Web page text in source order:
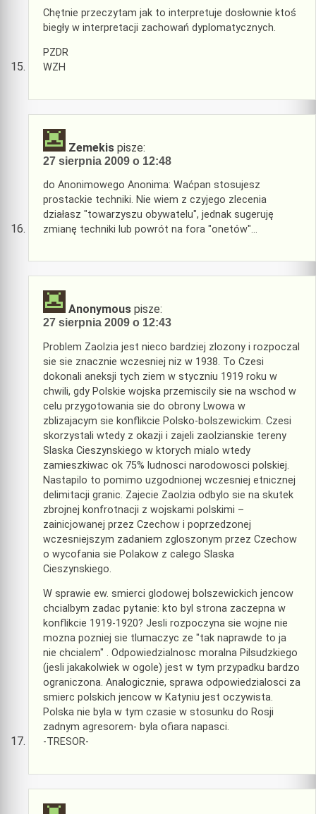
Chętnie przeczytam jak to interpretuje dosłownie ktoś
biegły w interpretacji zachowań dyplomatycznych.
PZDR
WZH
Zemekis pisze:
27 sierpnia 2009 o 12:48
do Anonimowego Anonima: Waćpan stosujesz
prostackie techniki. Nie wiem z czyjego zlecenia
działasz "towarzyszu obywatelu", jednak sugeruję
zmianę techniki lub powrót na fora "onetów"…
Anonymous pisze:
27 sierpnia 2009 o 12:43
Problem Zaolzia jest nieco bardziej zlozony i rozpoczal
sie sie znacznie wczesniej niz w 1938. To Czesi
dokonali aneksji tych ziem w styczniu 1919 roku w
chwili, gdy Polskie wojska przemiscily sie na wschod w
celu przygotowania sie do obrony Lwowa w
zblizajacym sie konflikcie Polsko-bolszewickim. Czesi
skorzystali wtedy z okazji i zajeli zaolzianskie tereny
Slaska Cieszynskiego w ktorych mialo wtedy
zamieszkiwac ok 75% ludnosci narodowosci polskiej.
Nastapilo to pomimo uzgodnionej wczesniej etnicznej
delimitacji granic. Zajecie Zaolzia odbylo sie na skutek
zbrojnej konfrotnacji z wojskami polskimi –
zainicjowanej przez Czechow i poprzedzonej
wczesniejszym zadaniem zgloszonym przez Czechow
o wycofania sie Polakow z calego Slaska
Cieszynskiego.
W sprawie ew. smierci glodowej bolszewickich jencow
chcialbym zadac pytanie: kto byl strona zaczepna w
konflikcie 1919-1920? Jesli rozpoczyna sie wojne nie
mozna pozniej sie tlumaczyc ze "tak naprawde to ja
nie chcialem" . Odpowiedzialnosc moralna Pilsudzkiego
(jesli jakakolwiek w ogole) jest w tym przypadku bardzo
ograniczona. Analogicznie, sprawa odpowiedzialosci za
smierc polskich jencow w Katyniu jest oczywista.
Polska nie byla w tym czasie w stosunku do Rosji
zadnym agresorem- byla ofiara napasci.
-TRESOR-